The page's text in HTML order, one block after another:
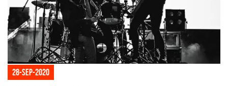
28-sep-2020